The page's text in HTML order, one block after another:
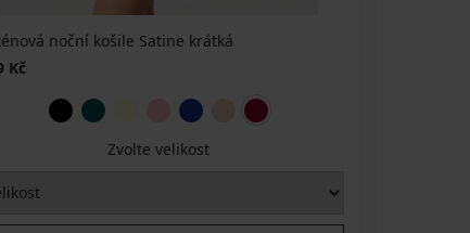
noční košile Satine krátká
Kč
Zvolte velikost